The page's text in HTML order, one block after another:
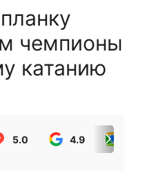
чемпионы
катанию
5.0 4.9